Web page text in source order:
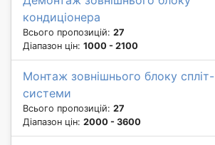
кондиціонера
Всього пропозицій: 27
Діапазон цін: 1000 - 2100
Монтаж зовнішнього блоку спліт-
системи
Всього пропозицій: 27
Діапазон цін: 2000 - 3600